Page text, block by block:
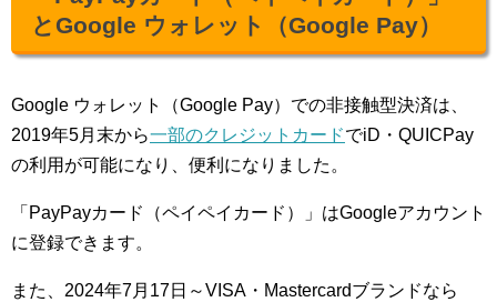
とGoogle ウォレット（Google Pay）
Google ウォレット（Google Pay）での非接触型決済は、
2019年5月末から一部のクレジットカードでiD・QUICPay
の利用が可能になり、便利になりました。
「PayPayカード（ペイペイカード）」はGoogleアカウント
に登録できます。
また、2024年7月17日～VISA・Mastercardブランドなら